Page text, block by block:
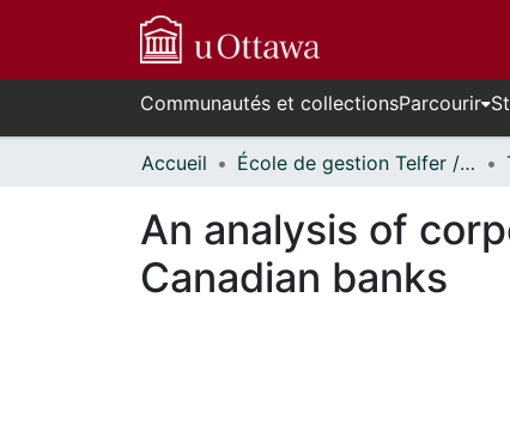
Communautés et collectionsParcourir
Accueil École de gestion Telfer // Telfer School of Management
An analysis of
Canadian banks